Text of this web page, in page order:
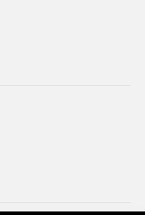
связей
в
таблицах, а также